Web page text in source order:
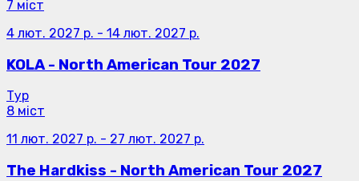
7 міст
4 лют. 2027 р. - 14 лют. 2027 р.
KOLA - North American Tour 2027
Тур
8 міст
11 лют. 2027 р. - 27 лют. 2027 р.
The Hardkiss - North American Tour 2027